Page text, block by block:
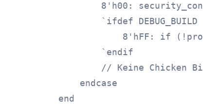
8'h00:
                `ifdef DEBUG_BUILD
8'hFF: if
                `endif
// Keine Chicken
            endcase
        end